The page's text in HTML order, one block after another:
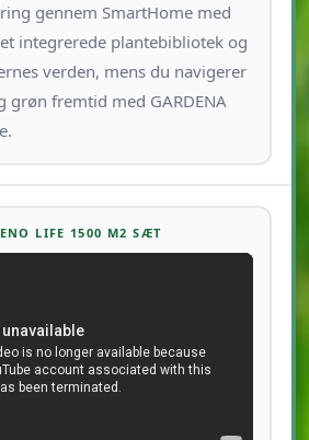
gennem SmartHome med
integrerede plantebibliotek og
verden, mens du navigerer
grøn fremtid med GARDENA
LIFE 1500 M2 SÆT